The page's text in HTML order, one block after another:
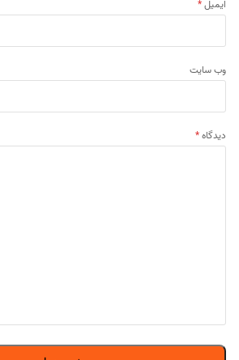
ایمیل*
وب‌ سایت
دیدگاه*